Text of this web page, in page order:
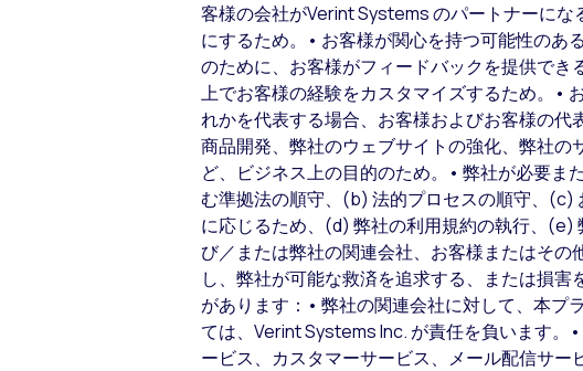
客様の会社がVerint Systems のパートナーに
にするため。• お客様が関心を持つ可能性のあ
のために、お客様がフィードバックを提供で
上でお客様の経験をカスタマイズするため。•
れかを代表する場合、お客様およびお客様の
商品開発、弊社のウェブサイトの強化、弊社
ど、ビジネス上の目的のため。• 弊社が必要
む準拠法の順守、(b) 法的プロセスの順守、(c)
に応じるため、(d) 弊社の利用規約の執行、(e)
び／または弊社の関連会社、お客様またはそ
し、弊社が可能な救済を追求する、または損
があります：• 弊社の関連会社に対して、本プ
ては、Verint Systems Inc. が責任を負います。
ービス、カスタマーサービス、メール配信サ